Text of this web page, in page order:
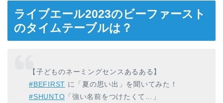
ライブエール2023のビーファースト
のタイムテーブルは？
【子どものネーミングセンスあるある】
#BEFIRST に「夏の思い出」を聞いてみた！
#SHUNTO 「強い名前をつけたくて…」